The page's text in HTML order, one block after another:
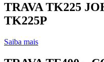
TRAVA TK225
TK225P
Saiba mais